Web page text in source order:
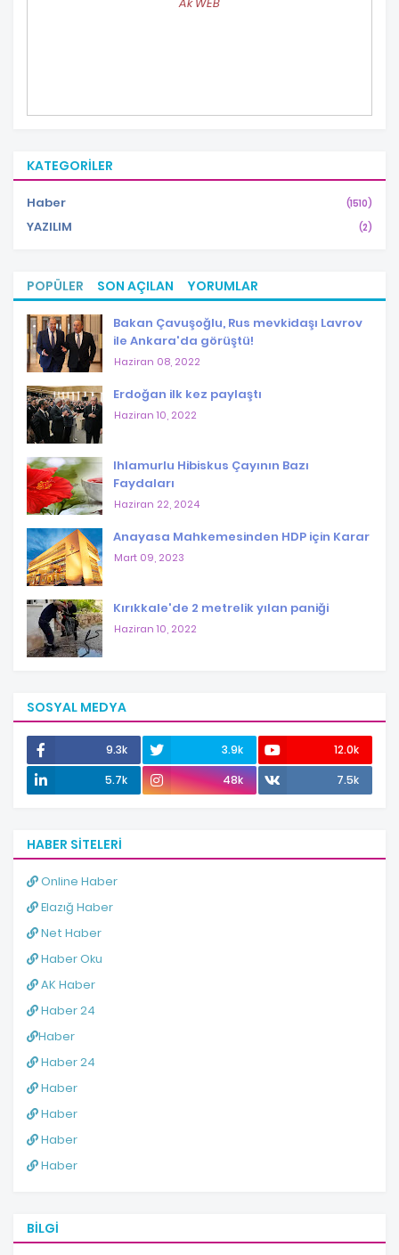
KATEGORILER
Haber (1510)
YAZILIM (2)
POPÜLER SON AÇILAN YORUMLAR
Bakan Çavuşoğlu, Rus mevkidaşı Lavrov
ile Ankara'da görüştü!
Haziran 08, 2022
Erdoğan ilk kez paylaştı
Haziran 10, 2022
Ihlamurlu Hibiskus Çayının Bazı
Faydaları
Haziran 22, 2024
Anayasa Mahkemesinden HDP için Karar
Mart 09, 2023
Kırıkkale'de 2 metrelik yılan paniği
Haziran 10, 2022
SOSYAL MEDYA
9.3k 3.9k
12.0k
5.7k
48k 7.5k
HABER SITELERI
Online Haber
Elazığ Haber
Net Haber
Haber Oku
AK Haber
Haber 24
Haber
Haber 24
Haber
Haber
Haber
Haber
BILGI